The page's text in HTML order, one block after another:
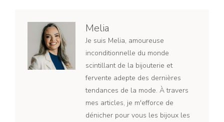
Melia
Je suis Melia, amoureuse
inconditionnelle du monde
scintillant de la bijouterie et
fervente adepte des dernières
tendances de la mode. À travers
mes articles, je m'efforce de
dénicher pour vous les bijoux les